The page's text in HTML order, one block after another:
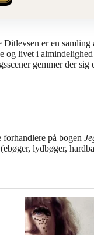
Ditlevsen er en
og livet i
gemmer der
på bogen
lydbøger,